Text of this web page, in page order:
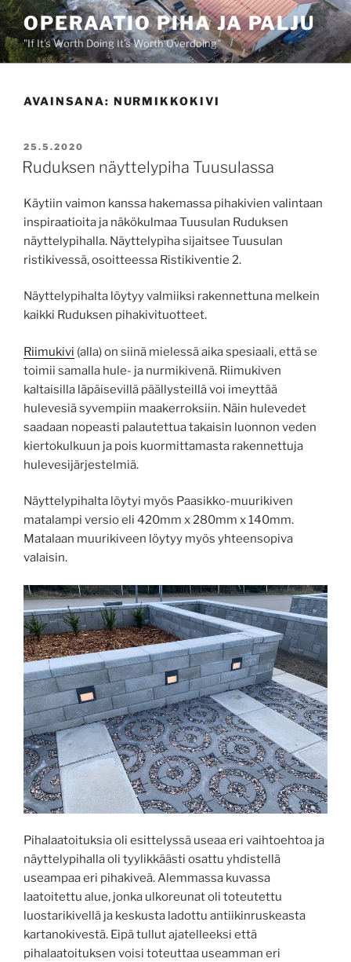
Siirry
sisältöönOPERAATIO PIHA JA PALJU
"If It's Worth Doing It's Worth Overdoing"
AVAINSANA: NURMIKKOKIVI
JULKAISTU
25.5.2020
Ruduksen näyttelypiha Tuusulassa
Käytiin vaimon kanssa hakemassa pihakivien valintaan
inspiraatioita ja näkökulmaa Tuusulan Ruduksen
näyttelypihalla. Näyttelypiha sijaitsee Tuusulan
ristikivessä, osoitteessa Ristikiventie 2.
Näyttelypihalta löytyy valmiiksi rakennettuna melkein
kaikki Ruduksen pihakivituotteet.
Riimukivi (alla) on siinä mielessä aika spesiaali, että se
toimii samalla hule- ja nurmikivenä. Riimukiven
kaltaisilla läpäisevillä päällysteillä voi imeyttää
hulevesiä syvempiin maakerroksiin. Näin hulevedet
saadaan nopeasti palautettua takaisin luonnon veden
kiertokulkuun ja pois kuormittamasta rakennettuja
hulevesijärjestelmiä.
Näyttelypihalta löytyi myös Paasikko-muurikiven
matalampi versio eli 420mm x 280mm x 140mm.
Matalaan muurikiveen löytyy myös yhteensopiva
valaisin.
Pihalaatoituksia oli esittelyssä useaa eri vaihtoehtoa ja
näyttelypihalla oli tyylikkäästi osattu yhdistellä
useampaa eri pihakiveä. Alemmassa kuvassa
laatoitettu alue, jonka ulkoreunat oli toteutettu
luostarikivellä ja keskusta ladottu antiikinruskeasta
kartanokivestä. Eipä tullut ajatelleeksi että
pihalaatoituksen voisi toteuttaa useamman eri